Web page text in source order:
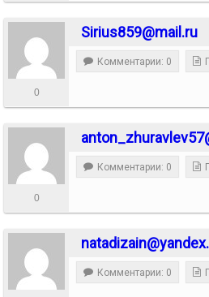
Sirius859@mail.ru
0
Комментарии: 0
0
Комментарии: 0
Комментарии: 0